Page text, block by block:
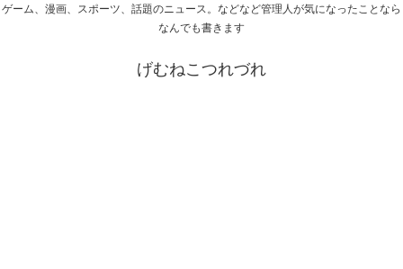
ゲーム、漫画、スポーツ、話題のニュース。などなど管理人が気になったことなら
なんでも書きます
げむねこつれづれ